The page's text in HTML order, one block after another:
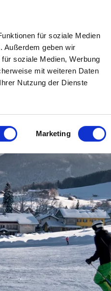
für soziale Medien
Außerdem geben wir
soziale Medien, Werbung
mit weiteren Daten
Nutzung der Dienste
Marketing
Veranstaltungen
Veranstaltungskalender
Jahreshighlights
Traditionsveranstaltungen
Zweites Ruhpoldinger Dirndl
Fliang
Route66 & ADAC Classic
Naturkraft Experience 2026
Biathlon Weltcup
Urlaub
Urlaub
Ski Alpin